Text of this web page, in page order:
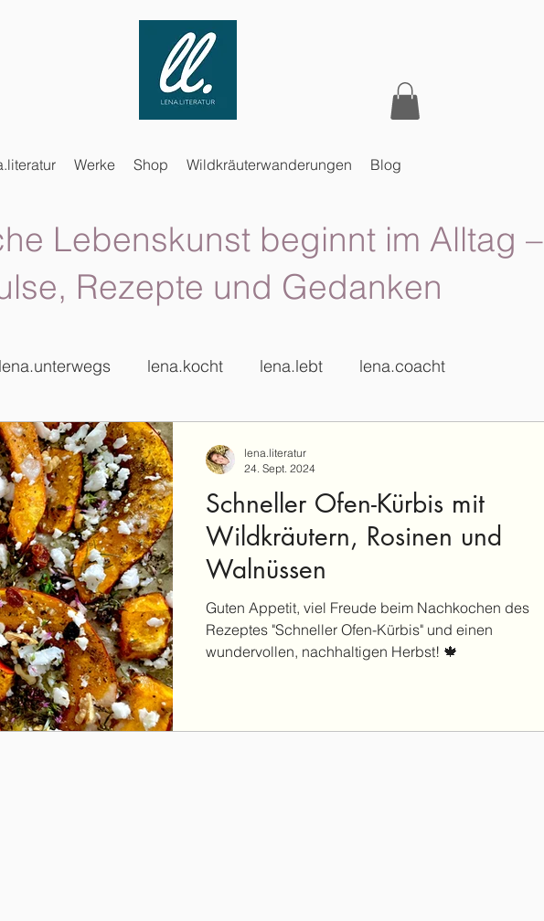
Werke Shop Wildkräuterwanderungen Blog
Lebenskunst beginnt im Alltag –
Rezepte und Gedanken
lena.unterwegs lena.kocht lena.lebt lena.coacht
Schneller Ofen-Kürbis mit
Wildkräutern, Rosinen und
Walnüssen
Guten Appetit, viel Freude beim Nachkochen des
Rezeptes "Schneller Ofen-Kürbis" und einen
wundervollen, nachhaltigen Herbst! 🍁
lena.literatur
24. Sept. 2024